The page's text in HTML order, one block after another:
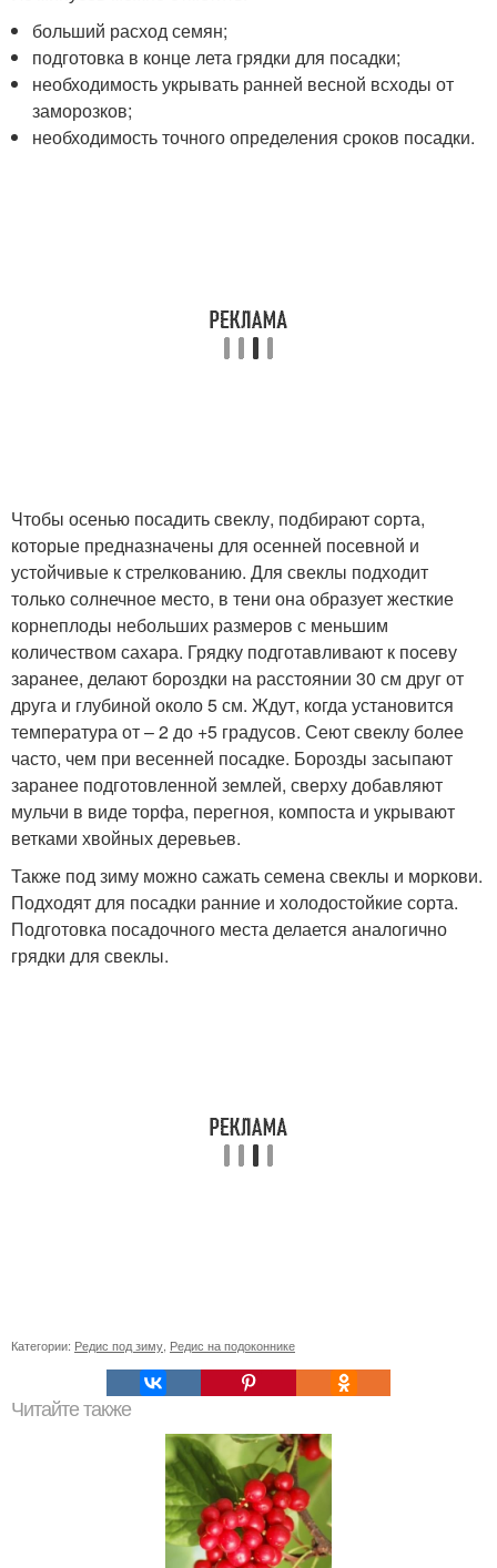
больший расход семян;
подготовка в конце лета грядки для посадки;
необходимость укрывать ранней весной всходы от
заморозков;
необходимость точного определения сроков посадки.
Чтобы осенью посадить свеклу, подбирают сорта,
которые предназначены для осенней посевной и
устойчивые к стрелкованию. Для свеклы подходит
только солнечное место, в тени она образует жесткие
корнеплоды небольших размеров с меньшим
количеством сахара. Грядку подготавливают к посеву
заранее, делают бороздки на расстоянии 30 см друг от
друга и глубиной около 5 см. Ждут, когда установится
температура от – 2 до +5 градусов. Сеют свеклу более
часто, чем при весенней посадке. Борозды засыпают
заранее подготовленной землей, сверху добавляют
мульчи в виде торфа, перегноя, компоста и укрывают
ветками хвойных деревьев.
Также под зиму можно сажать семена свеклы и моркови.
Подходят для посадки ранние и холодостойкие сорта.
Подготовка посадочного места делается аналогично
грядки для свеклы.
Категории: Редис под зиму, Редис на подоконнике
Читайте также